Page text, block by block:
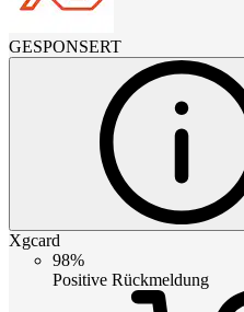
GESPONSERT
Xgcard
98%
Positive Rückmeldung